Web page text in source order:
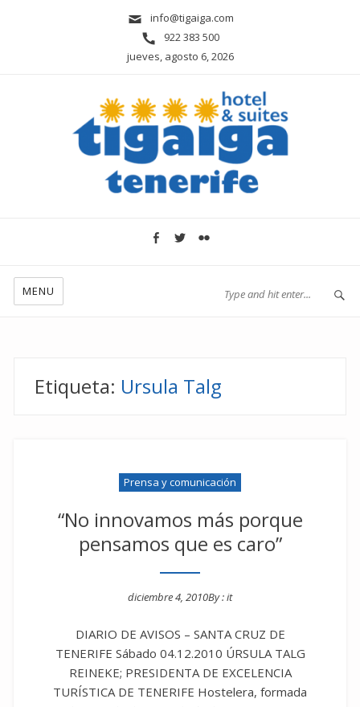
info@tigaiga.com
922 383 500
jueves, agosto 6, 2026
MENU
Etiqueta: Ursula Talg
Prensa y comunicación
“No innovamos más porque
pensamos que es caro”
diciembre 4, 2010By :it
DIARIO DE AVISOS – SANTA CRUZ DE
TENERIFE Sábado 04.12.2010 ÚRSULA TALG
REINEKE; PRESIDENTA DE EXCELENCIA
TURÍSTICA DE TENERIFE Hostelera, formada